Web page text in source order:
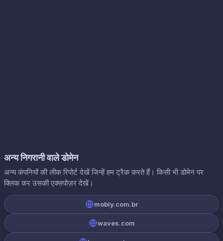
अन्य निगरानी वाले डोमेन
अन्य कंपनियों की लीक रिपोर्ट देखें जिन्हें हम ट्रैक करते हैं। किसी भी डोमेन पर
क्लिक कर उसकी एक्सपोज़र देखें।
mobly.com.br
waves.com